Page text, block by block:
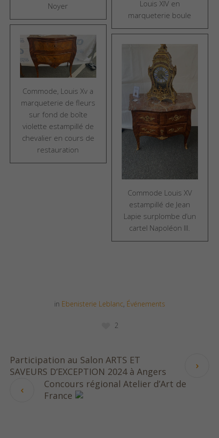
Louis XIV en
marqueterie boule
Noyer
Commode, Louis Xv a
marqueterie de fleurs
sur fond de boîte
violette estampillé de
chevalier en cours de
restauration
Commode Louis XV
estampillé de Jean
Lapie surplombe d’un
cartel Napoléon III.
in Ebenisterie Leblanc, Événements
2
Participation au Salon ARTS ET
SAVEURS D’EXCEPTION 2024 à Angers
Concours régional Atelier d’Art de
France